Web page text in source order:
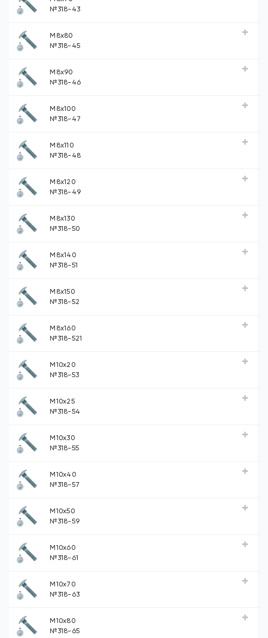
№318-43
М8х80
№318-45
М8х90
№318-46
М8х100
№318-47
М8х110
№318-48
М8х120
№318-49
М8х130
№318-50
М8х140
№318-51
М8х150
№318-52
М8х160
№318-521
М10х20
№318-53
М10х25
№318-54
М10х30
№318-55
М10х40
№318-57
М10х50
№318-59
М10х60
№318-61
М10х70
№318-63
М10х80
№318-65